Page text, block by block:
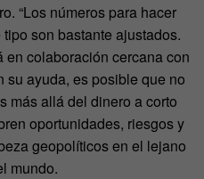
“Los números para hacer
son bastante ajustados.
en colaboración cercana con
ayuda, es posible que no
más allá del dinero a corto
oportunidades, riesgos y
geopolíticos en el lejano
mundo.